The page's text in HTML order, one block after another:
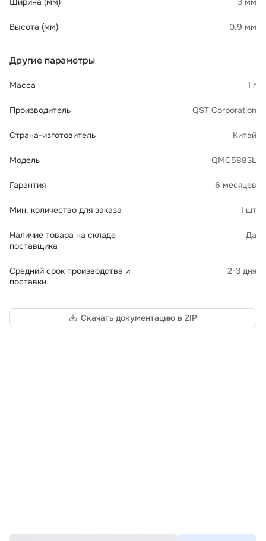
Высота (мм) 0.9 мм
Другие параметры
Масса 1 г
Производитель QST Corporation
Страна-изготовитель Китай
Модель QMC5883L
Гарантия 6 месяцев
Мин. количество для заказа 1 шт
Наличие товара на складе
поставщика
Да
Средний срок производства и
поставки
2-3 дня
Скачать документацию в ZIP